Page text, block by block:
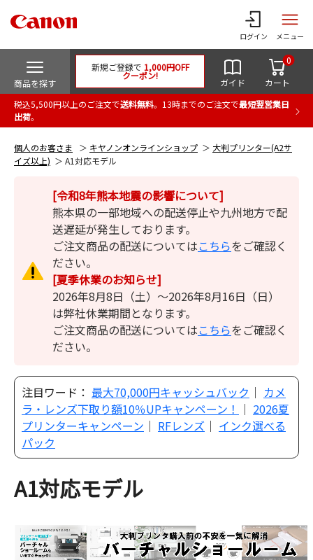
ログイン メニュー
商品を探す
新規ご登録で 1,000円OFF
クーポン!
ガイド カート
0
税込5,500円以上のご注文で送料無料。13時までのご注文で最短翌営業日
出荷。
個人のお客さま キヤノンオンラインショップ
大判プリンター(A2サ
イズ以上)
A1対応モデル
[令和8年熊本地震の影響について]
熊本県の一部地域への配送停止や九州地方で配
送遅延が発生しております。
ご注文商品の配送についてはこちらをご確認く
ださい。
[夏季休業のお知らせ]
2026年8月8日（土）～2026年8月16日（日）
は弊社休業期間となります。
ご注文商品の配送についてはこちらをご確認く
ださい。
注目ワード： 最大70,000円キャッシュバック ｜ カメ
ラ・レンズ下取り額10％UPキャンペーン！
｜ 2026夏
プリンターキャンペーン ｜ RFレンズ ｜ インク選べる
パック
A1対応モデル